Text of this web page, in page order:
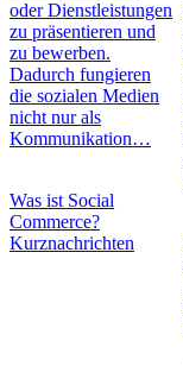
oder Dienstleistungen
zu präsentieren und
zu bewerben.
Dadurch fungieren
die sozialen Medien
nicht nur als
Kommunikation…
Was ist Social
Commerce?
Kurznachrichten